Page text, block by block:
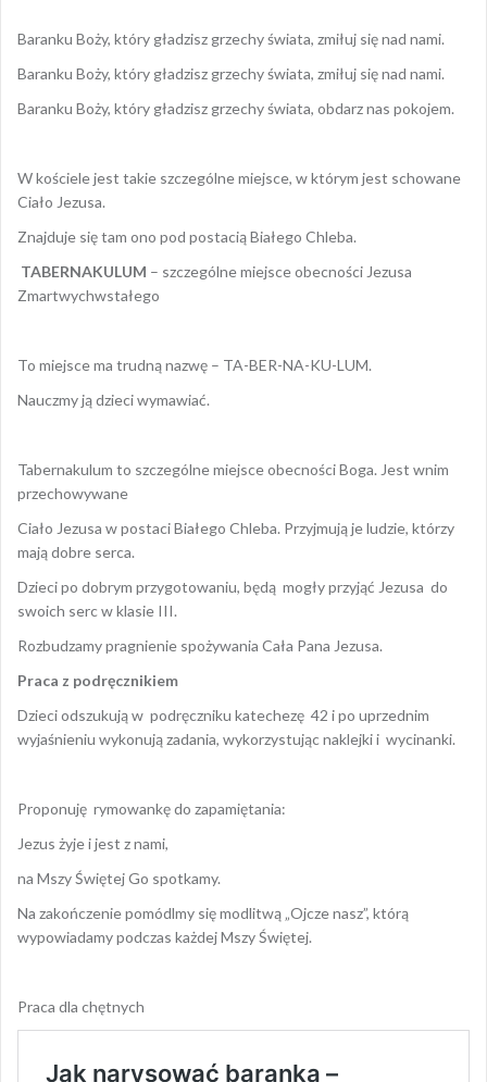
Baranku Boży, który gładzisz grzechy świata, zmiłuj się nad nami.
Baranku Boży, który gładzisz grzechy świata, zmiłuj się nad nami.
Baranku Boży, który gładzisz grzechy świata, obdarz nas pokojem.
W kościele jest takie szczególne miejsce, w którym jest schowane
Ciało Jezusa.
Znajduje się tam ono pod postacią Białego Chleba.
TABERNAKULUM – szczególne miejsce obecności Jezusa
Zmartwychwstałego
To miejsce ma trudną nazwę – TA-BER-NA-KU-LUM.
Nauczmy ją dzieci wymawiać.
Tabernakulum to szczególne miejsce obecności Boga. Jest wnim
przechowywane
Ciało Jezusa w postaci Białego Chleba. Przyjmują je ludzie, którzy
mają dobre serca.
Dzieci po dobrym przygotowaniu, będą mogły przyjąć Jezusa do
swoich serc w klasie III.
Rozbudzamy pragnienie spożywania Cała Pana Jezusa.
Praca z podręcznikiem
Dzieci odszukują w podręczniku katechezę 42 i po uprzednim
wyjaśnieniu wykonują zadania, wykorzystując naklejki i wycinanki.
Proponuję rymowankę do zapamiętania:
Jezus żyje i jest z nami,
na Mszy Świętej Go spotkamy.
Na zakończenie pomódlmy się modlitwą „Ojcze nasz”, którą
wypowiadamy podczas każdej Mszy Świętej.
Praca dla chętnych